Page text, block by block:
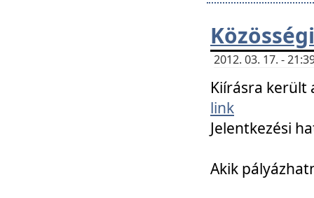
2012. 03. 17. -
Kiírásra került
link
Jelentkezési
Akik